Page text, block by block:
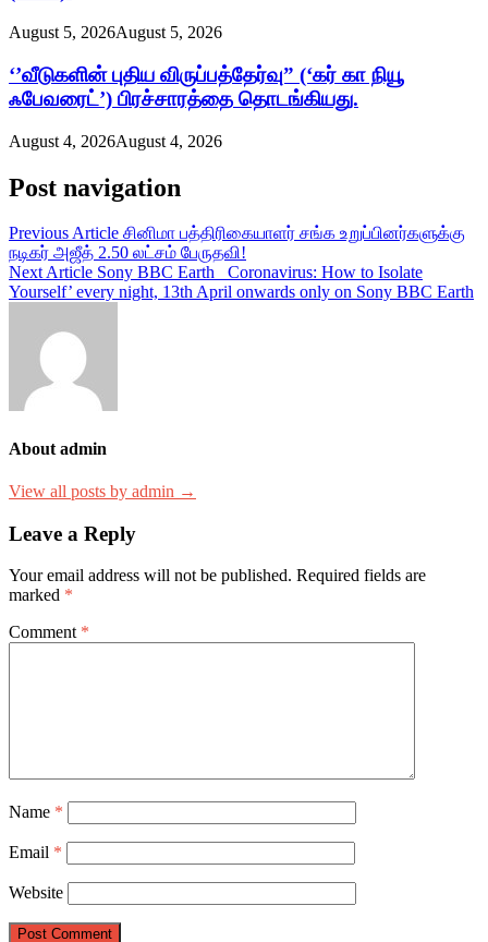
August 5, 2026August 5, 2026
‘’வீடுகளின் புதிய விருப்பத்தேர்வு” (‘கர் கா நியூ
ஃபேவரைட்’) பிரச்சாரத்தை தொடங்கியது.
August 4, 2026August 4, 2026
Post navigation
Previous Article சினிமா பத்திரிகையாளர் சங்க உறுப்பினர்களுக்கு
நடிகர் அஜீத் 2.50 லட்சம் பேருதவி!
Next Article Sony BBC Earth_ Coronavirus: How to Isolate
Yourself’ every night, 13th April onwards only on Sony BBC Earth
About admin
View all posts by admin →
Leave a Reply
Your email address will not be published. Required fields are
marked *
Comment *
Name *
Email *
Website